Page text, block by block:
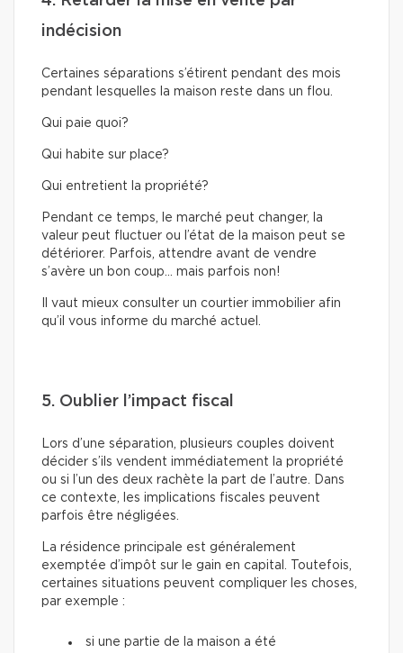
indécision
Certaines séparations s’étirent pendant des mois
pendant lesquelles la maison reste dans un flou.
Qui paie quoi?
Qui habite sur place?
Qui entretient la propriété?
Pendant ce temps, le marché peut changer, la
valeur peut fluctuer ou l’état de la maison peut se
détériorer. Parfois, attendre avant de vendre
s’avère un bon coup… mais parfois non!
Il vaut mieux consulter un courtier immobilier afin
qu’il vous informe du marché actuel.
5. Oublier l’impact fiscal
Lors d’une séparation, plusieurs couples doivent
décider s’ils vendent immédiatement la propriété
ou si l’un des deux rachète la part de l’autre. Dans
ce contexte, les implications fiscales peuvent
parfois être négligées.
La résidence principale est généralement
exemptée d’impôt sur le gain en capital. Toutefois,
certaines situations peuvent compliquer les choses,
par exemple :
si une partie de la maison a été